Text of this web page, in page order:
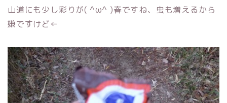
山道にも少し彩りが( ^ω^ )春ですね、虫も増えるから
嫌ですけど←